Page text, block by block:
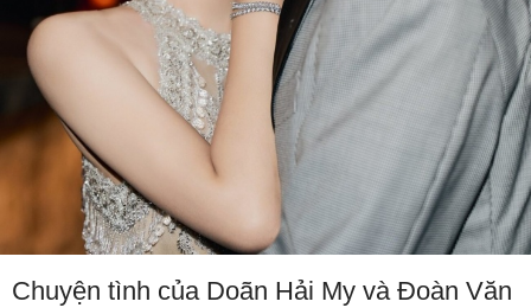
Chuyện tình của Doãn Hải My và Đoàn Văn